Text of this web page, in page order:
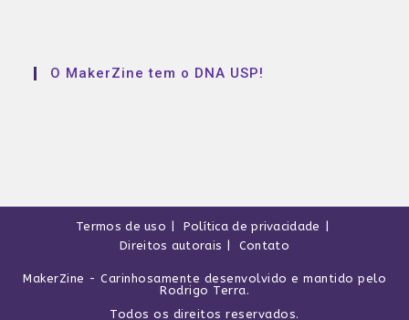
O MakerZine tem o DNA USP!
Termos de uso
Política de privacidade
Direitos autorais
Contato
MakerZine - Carinhosamente desenvolvido e mantido pelo
Rodrigo Terra.
Todos os direitos reservados.